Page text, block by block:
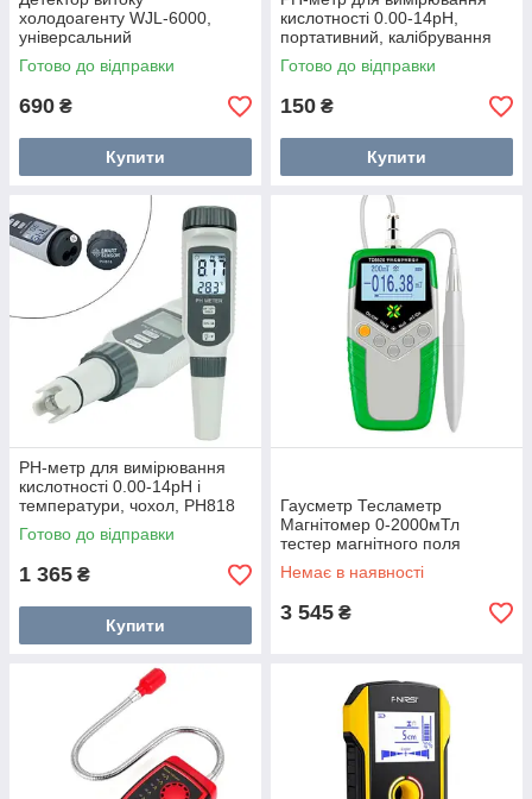
холодоагенту WJL-6000,
універсальний
Готово до відправки
690 ₴
Купити
кислотності 0.00-14pH,
портативний, калібрування
Готово до відправки
150 ₴
Купити
PH-метр для вимірювання
кислотності 0.00-14pH і
температури, чохол, PH818
Готово до відправки
1 365 ₴
Купити
Гаусметр Тесламетр
Магнітомер 0-2000мТл
тестер магнітного поля
TD8620
Немає в наявності
3 545 ₴